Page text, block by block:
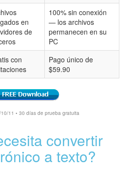
en
de
100% sin conexión
— los archivos
permanecen en su
PC
con
Pago único de
$59.90
11 • 30 días de prueba gratuita
convertir
a texto?